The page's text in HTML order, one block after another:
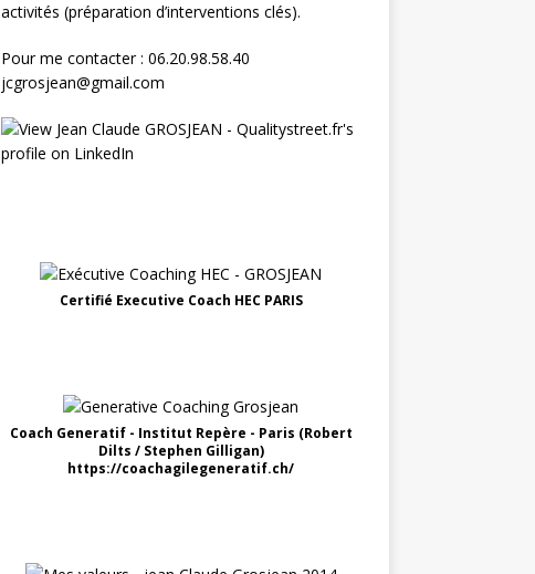
activités (préparation d’interventions clés).
Pour me contacter : 06.20.98.58.40
jcgrosjean@gmail.com
Certifié Executive Coach HEC PARIS
Coach Generatif - Institut Repère - Paris (Robert
Dilts / Stephen Gilligan)
https://coachagilegeneratif.ch/